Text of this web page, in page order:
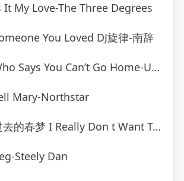
It My Love-The Three Degrees
You Loved DJ旋律-南辞
You Can’t Go Home-Ultimate Dance Hits(1)
Mary-Northstar
春梦 I Really Don t Want To Know-叶瑷菱
Steely Dan